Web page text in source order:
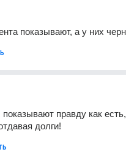
показывают, а у них
показывают правду как
долги!